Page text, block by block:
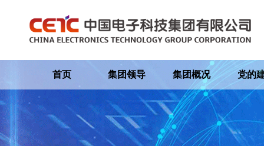
首页 集团领导 集团概况 党的